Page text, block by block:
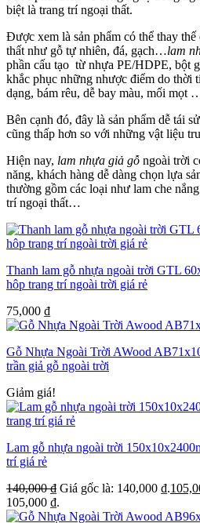
biệt là trang trí ngoại thất.
Được xem là sản phẩm có thể thay
thất như gỗ tự nhiên, đá, gạch…lam
phần cấu tạo từ nhựa PE/HDPE, bột
khắc phục những nhược điểm do thời
dạng, bám rêu, dễ bay màu, mối mọt
Bên cạnh đó, đây là sản phẩm dễ tái
cũng thấp hơn so với những vật liệu
Hiện nay, lam nhựa giả gỗ ngoài trời
năng, khách hàng dễ dàng chọn lựa
thường gồm các loại như lam che
trí ngoại thất…
Thanh lam gỗ nhựa ngoài trời GTL
hôp trang trí ngoài trời giá rẻ
75,000 ₫
Gỗ Nhựa Ngoài Trời AWood
trần giả gỗ ngoài trời
Giảm giá!
Lam gỗ nhựa ngoài trời
trí giá rẻ
140,000₫ Giá gốc là: 140,000 ₫.
105,000 ₫.